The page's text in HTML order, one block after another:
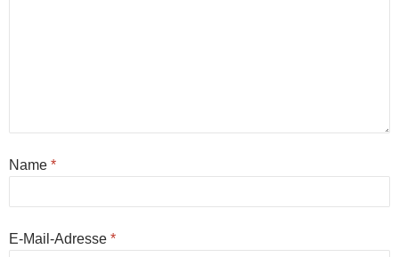
Name *
E-Mail-Adresse *